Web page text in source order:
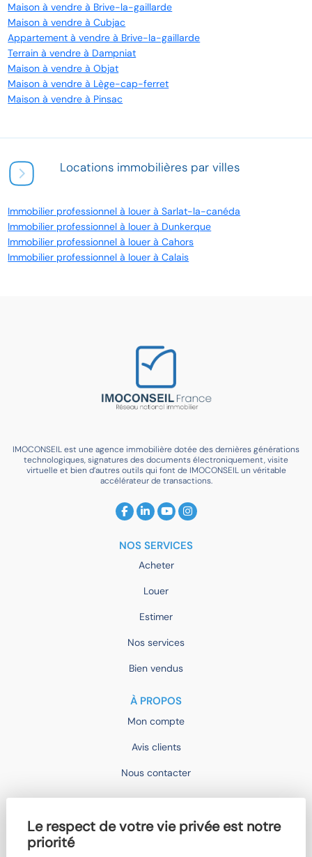
Le respect de votre vie privée est notre
priorité
Maison à vendre à Brive-la-gaillarde
Maison à vendre à Cubjac
Appartement à vendre à Brive-la-gaillarde
Terrain à vendre à Dampniat
Maison à vendre à Objat
Maison à vendre à Lège-cap-ferret
Maison à vendre à Pinsac
Locations immobilières par villes
Immobilier professionnel à louer à Sarlat-la-canéda
Immobilier professionnel à louer à Dunkerque
Immobilier professionnel à louer à Cahors
Immobilier professionnel à louer à Calais
IMOCONSEIL est une agence immobilière dotée des dernières générations
technologiques, signatures des documents électroniquement, visite
virtuelle et bien d’autres outils qui font de IMOCONSEIL un véritable
accélérateur de transactions.
NOS SERVICES
Acheter
Louer
Estimer
Nos services
Bien vendus
À PROPOS
Mon compte
Avis clients
Nous contacter
Devenir mandataire